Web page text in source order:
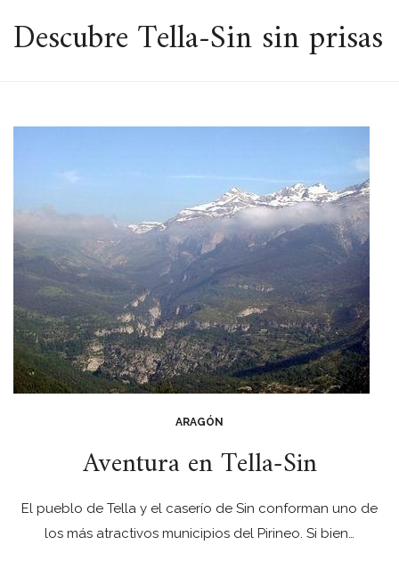
ESPACIO
Descubre Tella-Sin sin prisas
ARAGÓN
Aventura en Tella-Sin
El pueblo de Tella y el caserío de Sin conforman uno de
los más atractivos municipios del Pirineo. Si bien…